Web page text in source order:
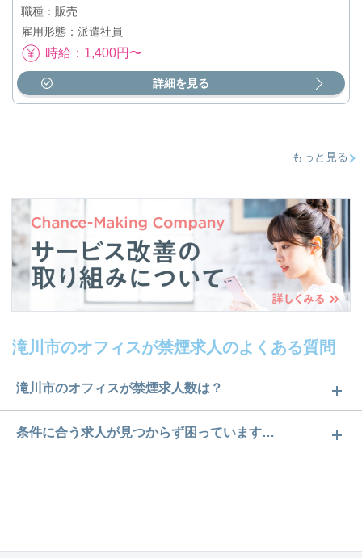
職種：販売
雇用形態：派遣社員
時給：1,400円〜
詳細を見る
もっと見る
滝川市のオフィスが禁煙求人のよくある質問
滝川市のオフィスが禁煙求人数は？
滝川市のオフィスが禁煙求人数は3件です。どのよう
な求人があるかぜひチェックしてみてください。
条件に合う求人が見つからず困っています…
無料相談の登録はコチラから